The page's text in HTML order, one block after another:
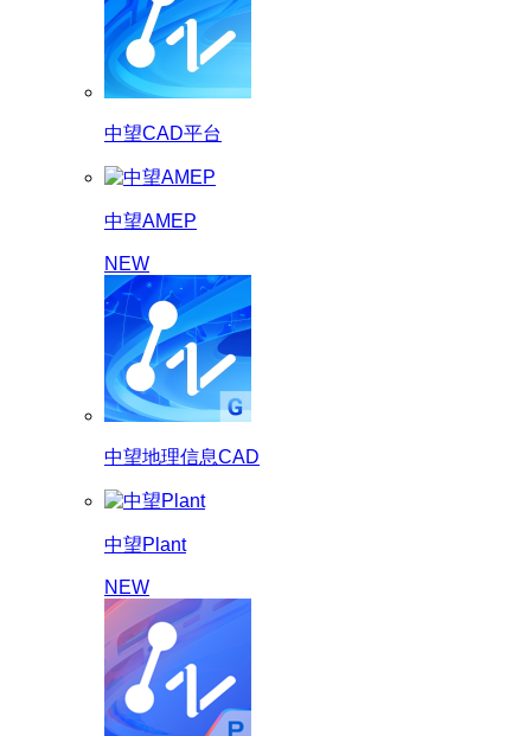
中望CAD平台
中望AMEP
NEW
中望地理信息CAD
中望Plant
NEW